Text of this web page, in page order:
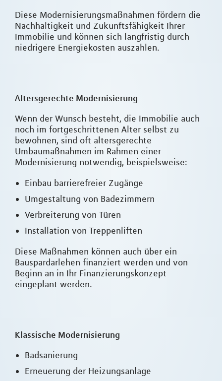
Diese Modernisierungsmaßnahmen fördern die
Nachhaltigkeit und Zukunftsfähigkeit Ihrer
Immobilie und können sich langfristig durch
niedrigere Energiekosten auszahlen.
Altersgerechte Modernisierung
Wenn der Wunsch besteht, die Immobilie auch
noch im fortgeschrittenen Alter selbst zu
bewohnen, sind oft altersgerechte
Umbaumaßnahmen im Rahmen einer
Modernisierung notwendig, beispielsweise:
Einbau barrierefreier Zugänge
Umgestaltung von Badezimmern
Verbreiterung von Türen
Installation von Treppenliften
Diese Maßnahmen können auch über ein
Bauspardarlehen finanziert werden und von
Beginn an in Ihr Finanzierungskonzept
eingeplant werden.
Klassische Modernisierung
Badsanierung
Erneuerung der Heizungsanlage